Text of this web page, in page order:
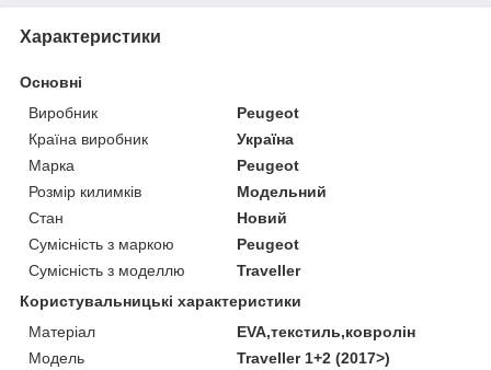
Характеристики
Основні
Виробник
Peugeot
Країна виробник
Україна
Марка
Peugeot
Розмір килимків
Модельний
Стан
Новий
Сумісність з маркою
Peugeot
Сумісність з моделлю
Traveller
Користувальницькі характеристики
Матеріал
EVA,текстиль,ковролін
Мoдель
Traveller 1+2 (2017>)